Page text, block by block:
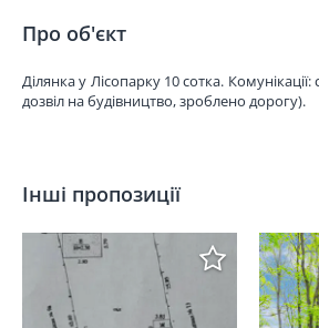
Про об'єкт
Ділянка у Лісопарку 10 сотка. Комунікації:
дозвіл на будівництво, зроблено дорогу).
Інші пропозиції